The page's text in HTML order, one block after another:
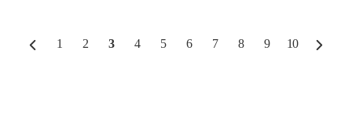
1 2 3 4 5 6 7 8 9 10